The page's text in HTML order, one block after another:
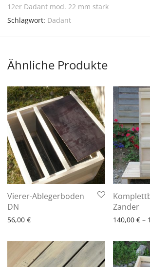
12er Dadant mod. 22 mm stark
Schlagwort: Dadant
Ähnliche Produkte
Vierer-Ablegerboden
DN
56,00 €
6 - 10 Arbeitstage
Zander
140,00 € –
6 -